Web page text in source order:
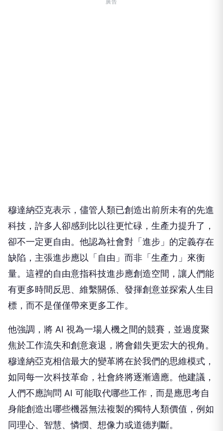
廣告
穆達納亞克表示，儘管人類已創造出前所未有的先進
科技，許多人卻感到比以往更忙碌，生產力提升了，
卻不一定更自由。他認為社會對「進步」的定義存在
缺陷，主張進步應以「自由」而非「生產力」來衡
量。這裡的自由意指科技進步應創造空間，讓人們能
有更多時間反思、維繫關係、發揮創意並探索人生目
標，而不是僅僅帶來更多工作。
他強調，將 AI 視為一場人機之間的競賽，並過度聚
焦於工作流失和創意衰退，將會錯失更宏大的視角。
穆達納亞克相信最大的變革將在於我們的思維模式，
如同每一次科技革命，社會終將逐漸適應。他建議，
人們不應詢問 AI 可能取代哪些工作，而是應思考自
身能創造出哪些機器無法複製的獨特人類價值，例如
同理心、智慧、憐憫、想像力或道德判斷。